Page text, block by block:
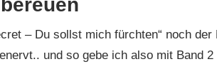
– Du sollst mich fürchten“ noch
und so gebe ich also mit Band